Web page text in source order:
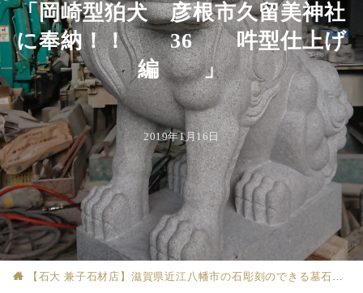
「岡崎型狛犬 彦根市久留美神社
に奉納！！ 36 吽型仕上げ
編 」
2019年1月16日
【石大 兼子石材店】滋賀県近江八幡市の石彫刻のできる墓石店